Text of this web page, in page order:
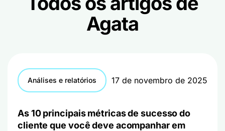
Agata
Análises e relatórios 17 de novembro de 2025
As 10 principais métricas de sucesso do
cliente que você deve acompanhar em